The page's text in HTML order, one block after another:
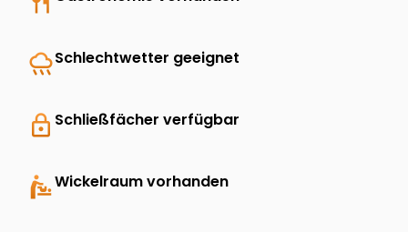
rainySchlechtwetter geeignet
lock Schließfächer verfügbar
baby_changing_stationWickelraum vorhanden